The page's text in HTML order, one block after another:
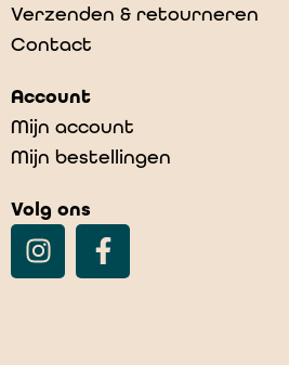
Verzenden & retourneren
Contact
Account
Mijn account
Mijn bestellingen
Volg ons